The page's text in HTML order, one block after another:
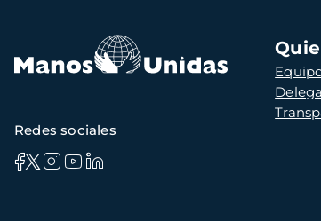
principal
Redes sociales